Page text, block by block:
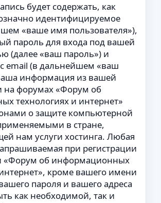
будет содержать, как
идентифицируемое
«ваше имя пользователя»),
пароль для входа под вашей
(далее «ваш пароль») и
email (в дальнейшем «ваш
информация из вашей
на форумах «Форум об
технологиях и интернет»
о защите компьютерной
в стране,
нам услуги хостинга. Любая
при регистрации
«Форум об информационных
кроме вашего имени
пароля и вашего адреса
как необходимой, так и